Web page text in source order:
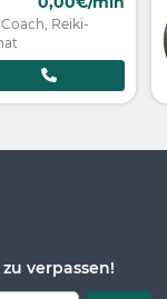
Reiki-
verpassen!